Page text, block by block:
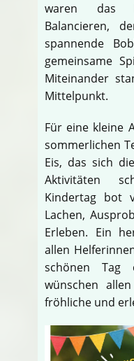
waren das
Balancieren,
spannende
gemeinsame
Miteinander
Mittelpunkt.
Für eine kleine
sommerlichen
Eis, das sich
Aktivitäten
Kindertag bot
Lachen,
Erleben. Ein
allen
schönen Tag
wünschen
fröhliche und